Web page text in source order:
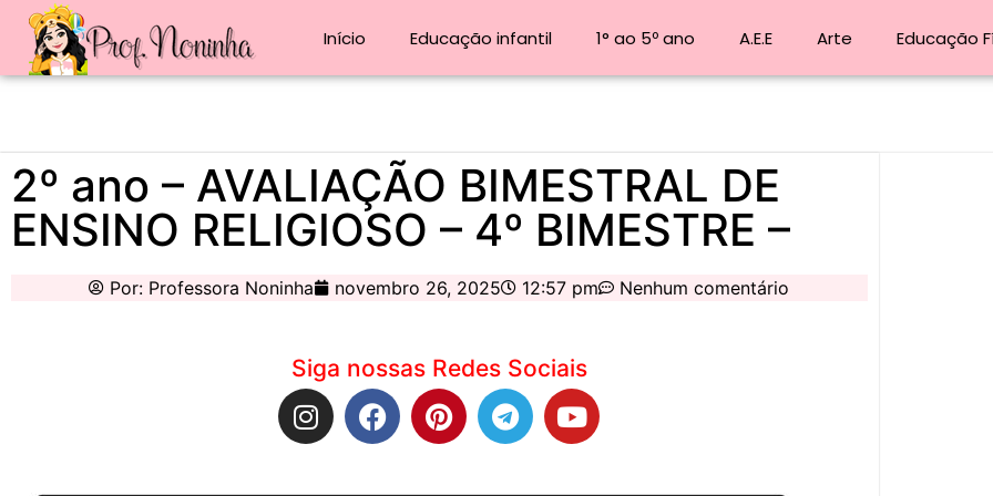
Início Educação infantil 1° ao 5º ano A.E.E Arte Educação
2º ano – AVALIAÇÃO BIMESTRAL DE
ENSINO RELIGIOSO – 4º BIMESTRE –
Por: Professora Noninha novembro 26, 2025 12:57 pm Nenhum comentário
Siga nossas Redes Sociais